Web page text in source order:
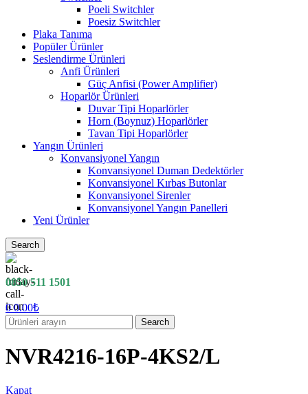
Poeli Switchler
Poesiz Switchler
Plaka Tanıma
Popüler Ürünler
Seslendirme Ürünleri
Anfi Ürünleri
Güç Anfisi (Power Amplifier)
Hoparlör Ürünleri
Duvar Tipi Hoparlörler
Horn (Boynuz) Hoparlörler
Tavan Tipi Hoparlörler
Yangın Ürünleri
Konvansiyonel Yangın
Konvansiyonel Duman Dedektörler
Konvansiyonel Kırbas Butonlar
Konvansiyonel Sirenler
Konvansiyonel Yangın Panelleri
Yeni Ürünler
Search
0850 511 1501
00.00₺
Search
NVR4216-16P-4KS2/L
Kapat